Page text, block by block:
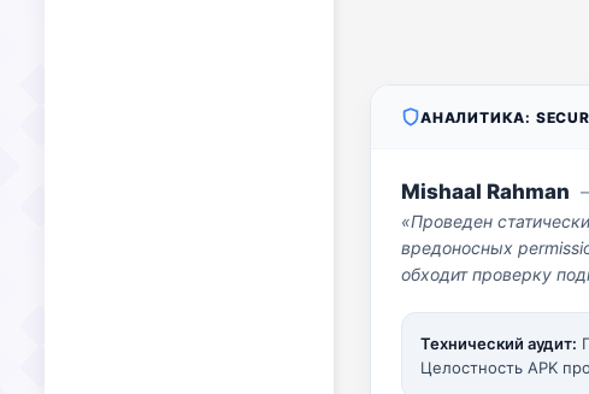
АНАЛИТИКА:
Mishaal Rahman
«Проведен
вредоносных
обходит проверку
Технический аудит:
Целостность APK